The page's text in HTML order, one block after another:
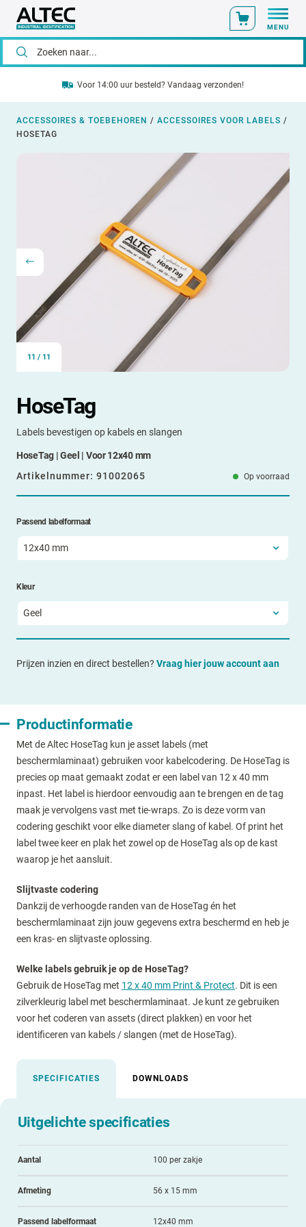
MENU
Voor 14:00 uur besteld? Vandaag verzonden!
ACCESSOIRES & TOEBEHOREN / ACCESSOIRES VOOR LABELS /
HOSETAG
11 / 11
HoseTag
Labels bevestigen op kabels en slangen
HoseTag | Geel | Voor 12x40 mm
Artikelnummer: 91002065 Op voorraad
Passend labelformaat
Kleur
Prijzen inzien en direct bestellen? Vraag hier jouw account aan
Productinformatie
Met de Altec HoseTag kun je asset labels (met
beschermlaminaat) gebruiken voor kabelcodering. De HoseTag is
precies op maat gemaakt zodat er een label van 12 x 40 mm
inpast. Het label is hierdoor eenvoudig aan te brengen en de tag
maak je vervolgens vast met tie-wraps. Zo is deze vorm van
codering geschikt voor elke diameter slang of kabel. Of print het
label twee keer en plak het zowel op de HoseTag als op de kast
waarop je het aansluit.
Slijtvaste codering
Dankzij de verhoogde randen van de HoseTag én het
beschermlaminaat zijn jouw gegevens extra beschermd en heb je
een kras- en slijtvaste oplossing.
Welke labels gebruik je op de HoseTag?
Gebruik de HoseTag met 12 x 40 mm Print & Protect. Dit is een
zilverkleurig label met beschermlaminaat. Je kunt ze gebruiken
voor het coderen van assets (direct plakken) en voor het
identificeren van kabels / slangen (met de HoseTag).
SPECIFICATIES DOWNLOADS
Uitgelichte specificaties
Aantal 100 per zakje
Afmeting 56 x 15 mm
Passend labelformaat 12x40 mm